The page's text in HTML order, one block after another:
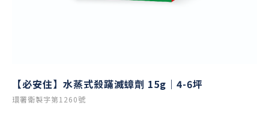
【必安住】水蒸式殺蹣滅蟑劑 15g｜4-6坪
環署衛製字第1260號